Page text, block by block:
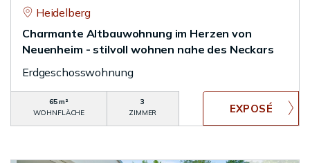
Heidelberg
Charmante Altbauwohnung im Herzen von
Neuenheim - stilvoll wohnen nahe des Neckars
Erdgeschosswohnung
65 m²
WOHNFLÄCHE
3
ZIMMER